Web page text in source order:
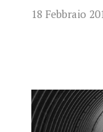
18 Febbraio